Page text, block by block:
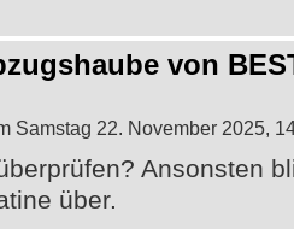
von
Samstag 22. November 2025,
Ansonsten
über.